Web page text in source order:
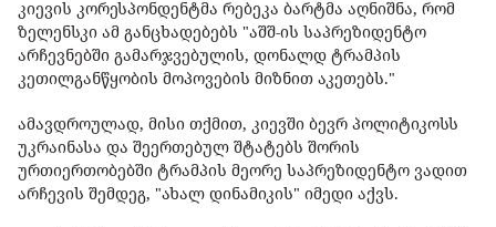
კიევის კორესპონდენტმა რებეკა ბარტმა აღნიშნა, რომ
ზელენსკი ამ განცხადებებს "აშშ-ის საპრეზიდენტო
არჩევნებში გამარჯვებულის, დონალდ ტრამპის
კეთილგანწყობის მოპოვების მიზნით აკეთებს."
ამავდროულად, მისი თქმით, კიევში ბევრ პოლიტიკოსს
უკრაინასა და შეერთებულ შტატებს შორის
ურთიერთობებში ტრამპის მეორე საპრეზიდენტო ვადით
არჩევის შემდეგ, "ახალ დინამიკის" იმედი აქვს.